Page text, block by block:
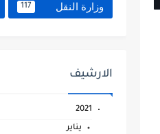
وزارة النقل 117
الارشيف
2021
يناير